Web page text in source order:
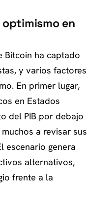
en
Bitcoin ha captado
y varios factores
En primer lugar,
en Estados
del PIB por debajo
a revisar sus
escenario genera
alternativos,
frente a la